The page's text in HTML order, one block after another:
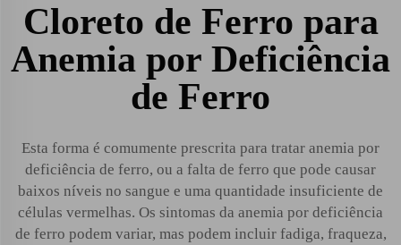
Cloreto de Ferro para
Anemia por Deficiência
de Ferro
Esta forma é comumente prescrita para tratar anemia por
deficiência de ferro, ou a falta de ferro que pode causar
baixos níveis no sangue e uma quantidade insuficiente de
células vermelhas. Os sintomas da anemia por deficiência
de ferro podem variar, mas podem incluir fadiga, fraqueza,